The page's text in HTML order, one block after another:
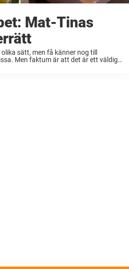
Mat-Tinas
sätt, men få känner nog till
Men faktum är att det är ett väldigt